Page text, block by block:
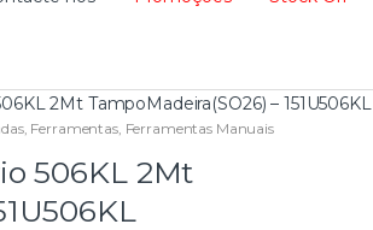
2Mt TampoMadeira(SO26) – 151U506KL
, Ferramentas, Ferramentas Manuais
506KL 2Mt